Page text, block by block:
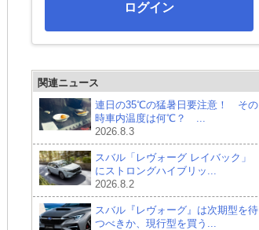
ログイン
関連ニュース
連日の35℃の猛暑日要注意！ その
時車内温度は何℃？ ...
2026.8.3
スバル「レヴォーグ レイバック」
にストロングハイブリッ...
2026.8.2
スバル『レヴォーグ』は次期型を待
つべきか、現行型を買う...